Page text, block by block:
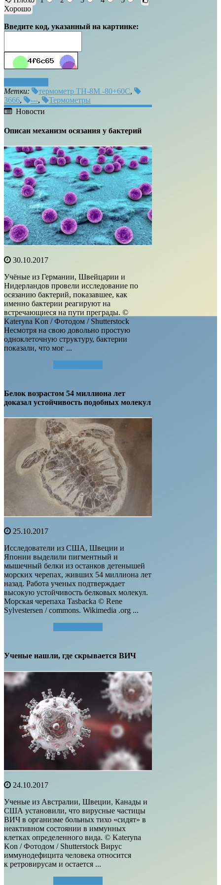
Хорошо
Введите код, указанный на картинке:
Метки:
термометр ТН-8М -80+60С,
3666, ---,
Термометры
Новости
Описан механизм осязания у бактерий
30.10.2017
Учёные из Германии, Швейцарии и
Нидерландов провели исследование по
осязанию бактерий, показавшее, как
именно бактерии реагируют на
встречающиеся на пути преграды. ©
Kateryna Kon / Фотодом / Shutterstock
Несмотря на свою довольно простую
одноклеточную структуру, бактерии
показали, что мог ...
Белок возрастом 54 миллиона лет
доказал устойчивость подобных молекул
25.10.2017
Исследователи из США, Швеции и
Японии выделили пигментный и
мышечный белки из останков детенышей
морских черепах, живших 54 миллиона лет
назад. Работа ученых подтверждает
высокую устойчивость белковых молекул.
Морская черепаха Tasbacka © Rene
Sylvestersen / commons. Wikimedia .org ...
Ученые нашли, где скрывается ВИЧ
24.10.2017
Ученые из Австралии, Швеции, Канады и
США установили, что вирусные частицы
ВИЧ в организме больных тихо «сидят» в
неактивном состоянии в иммунных
клетках определенного вида. © Kateryna
Kon / Фотодом / Shutterstock Вирус
иммунодефицита человека относится
к ретровирусам и остается ...